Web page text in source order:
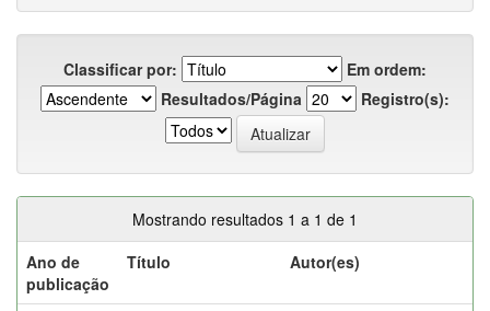
Classificar por:
Em ordem:
Resultados/Página
Registro(s):
Mostrando resultados 1 a 1 de 1
Ano de
publicação
Título Autor(es)